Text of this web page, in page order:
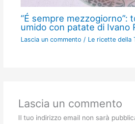
“É sempre mezzogiorno”:
umido con patate di Ivano
Lascia un commento / Le ricette della
Lascia un commento
Il tuo indirizzo email non sarà